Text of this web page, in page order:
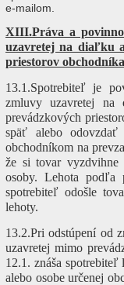
e-mailom.
XIII.Práva a
uzavretej na diaľku
priestorov obchodníka
13.1.Spotrebiteľ je
zmluvy uzavretej na
prevádzkových
späť alebo odovzdať
obchodníkom na
že si tovar vyzdvihne
osoby. Lehota podľa
spotrebiteľ odošle
lehoty.
13.2.Pri odstúpení od
uzavretej mimo
12.1. znáša
alebo osobe určenej